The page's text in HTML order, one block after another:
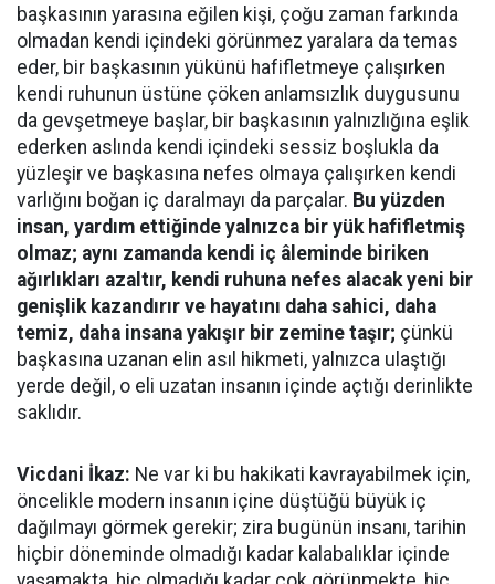
başkasının yarasına eğilen kişi, çoğu zaman farkında
olmadan kendi içindeki görünmez yaralara da temas
eder, bir başkasının yükünü hafifletmeye çalışırken
kendi ruhunun üstüne çöken anlamsızlık duygusunu
da gevşetmeye başlar, bir başkasının yalnızlığına eşlik
ederken aslında kendi içindeki sessiz boşlukla da
yüzleşir ve başkasına nefes olmaya çalışırken kendi
varlığını boğan iç daralmayı da parçalar. Bu yüzden
insan, yardım ettiğinde yalnızca bir yük hafifletmiş
olmaz; aynı zamanda kendi iç âleminde biriken
ağırlıkları azaltır, kendi ruhuna nefes alacak yeni bir
genişlik kazandırır ve hayatını daha sahici, daha
temiz, daha insana yakışır bir zemine taşır; çünkü
başkasına uzanan elin asıl hikmeti, yalnızca ulaştığı
yerde değil, o eli uzatan insanın içinde açtığı derinlikte
saklıdır.
Vicdani İkaz: Ne var ki bu hakikati kavrayabilmek için,
öncelikle modern insanın içine düştüğü büyük iç
dağılmayı görmek gerekir; zira bugünün insanı, tarihin
hiçbir döneminde olmadığı kadar kalabalıklar içinde